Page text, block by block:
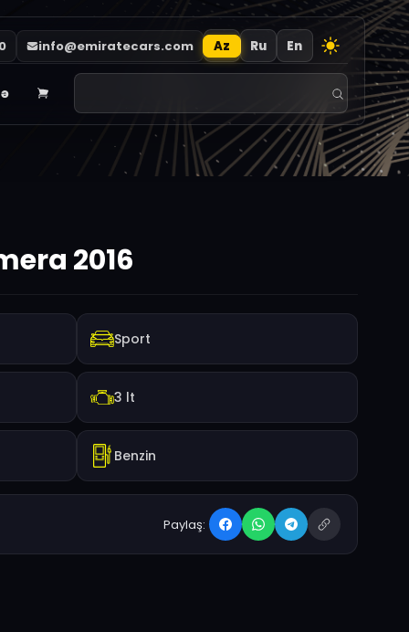
info@emiratecars.com Az Ru En
2016
Sport
3 lt
Benzin
Paylaş: